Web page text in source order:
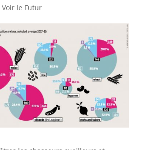
Voir le Futur